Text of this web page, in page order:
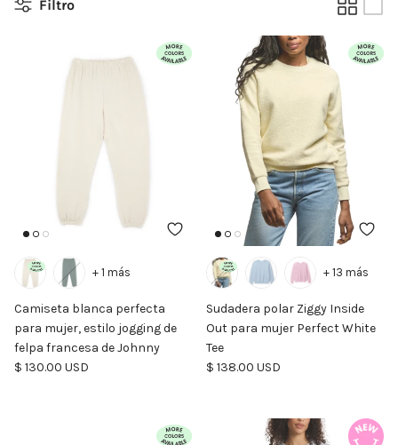
Filtro
Camiseta blanca perfecta
para mujer, estilo jogging de
felpa francesa de Johnny
Precio normal
$ 130.00 USD
+ 1 más
Sudadera polar Ziggy Inside
Out para mujer Perfect White
Tee
Precio normal
$ 138.00 USD
+ 13 más